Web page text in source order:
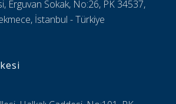
Erguvan Sokak, No:26, PK 34537,
İstanbul - Türkiye